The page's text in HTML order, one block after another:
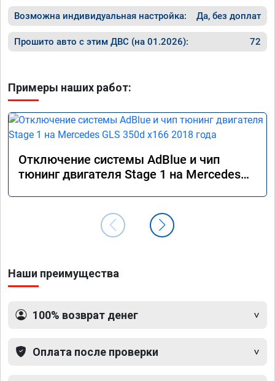
Возможна индивидуальная настройка: Да, без доплат
Прошито авто с этим ДВС (на 01.2026): 72
Примеры наших работ:
Отключение системы AdBlue и чип
тюнинг двигателя Stage 1 на Mercedes
Наши преимущества
100% возврат денег
Оплата после проверки